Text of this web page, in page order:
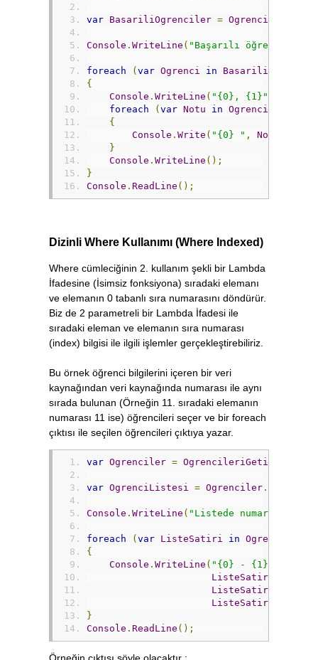
var BasariliOgrenciler = Ogrenciler
Console . WriteLine ( "Başarılı
foreach (var Ogrenci in
{
Console . WriteLine ( "{0}, {1}"
foreach
(var Notu in Ogrenci
{
Console . Write ( "{0} " , Notu
}
Console . WriteLine ();
}
Console . ReadLine ();
Dizinli Where Kullanımı (Where Indexed)
Where cümleciğinin 2. kullanım şekli bir Lambda
İfadesine (İsimsiz fonksiyona) sıradaki elemanı
ve elemanın 0 tabanlı sıra numarasını döndürür.
Biz de 2 parametreli bir Lambda İfadesi ile
sıradaki eleman ve elemanın sıra numarası
(index) bilgisi ile ilgili işlemler gerçekleştirebiliriz.
Bu örnek öğrenci bilgilerini içeren bir veri
kaynağından veri kaynağında numarası ile aynı
sırada bulunan (Örneğin 11. sıradaki elemanın
numarası 11 ise) öğrencileri seçer ve bir foreach
çıktısı ile seçilen öğrencileri çıktıya yazar.
var Ogrenciler = OgrencileriGetir
var OgrenciListesi = Ogrenciler .
Console . WriteLine ( "Listede numarası ile
foreach ( var ListeSatiri in
{
Console . WriteLine ( "{0} - {1}, {2}"
ListeSatiri
ListeSatiri
ListeSatiri
}
Console . ReadLine ();